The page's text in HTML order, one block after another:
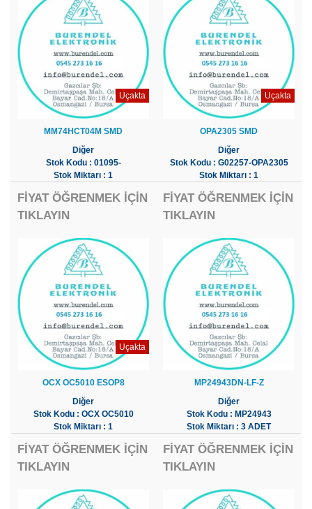
Uçakta
MM74HCT04M SMD
Diğer
Stok Kodu : 01095-
Stok Miktarı : 1
FİYAT ÖĞRENMEK İÇİN
TIKLAYIN
Uçakta
OPA2305 SMD
Diğer
Stok Kodu : G02257-OPA2305
Stok Miktarı : 1
FİYAT ÖĞRENMEK İÇİN
TIKLAYIN
Uçakta
OCX OC5010 ESOP8
Diğer
Stok Kodu : OCX OC5010
Stok Miktarı : 1
FİYAT ÖĞRENMEK İÇİN
TIKLAYIN
MP24943DN-LF-Z
Diğer
Stok Kodu : MP24943
Stok Miktarı : 3 ADET
FİYAT ÖĞRENMEK İÇİN
TIKLAYIN